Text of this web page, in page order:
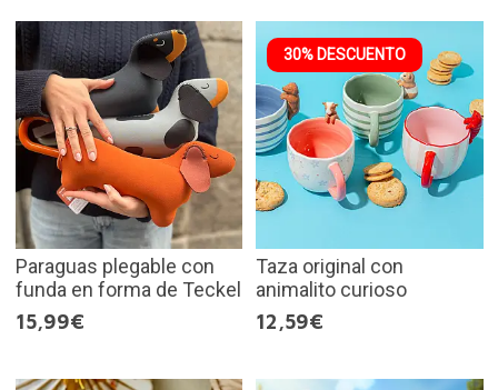
Paraguas plegable con
funda en forma de Teckel
15,99€
30% DESCUENTO
Taza original con
animalito curioso
12,59€